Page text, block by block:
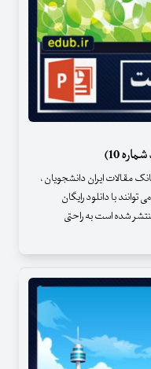
10)
مقالات ایران دانشجویان ،
با دانلود رایگان
شده است به راحتی